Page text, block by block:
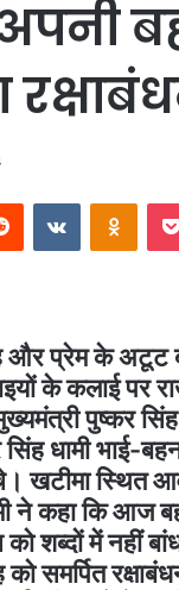
RedditVKontakte
प्रेम के अटूट
के कलाई पर
पुष्कर
धामी भाई-
खटीमा स्थित
ने कहा कि आज
शब्दों में नहीं
समर्पित